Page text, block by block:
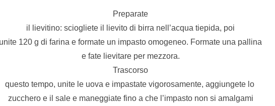
Preparate
il lievitino: sciogliete il lievito di birra nell’acqua tiepida, poi
unite 120 g di farina e formate un impasto omogeneo. Formate una pallina
e fate lievitare per mezzora.
Trascorso
questo tempo, unite le uova e impastate vigorosamente, aggiungete lo
zucchero e il sale e maneggiate fino a che l’impasto non si amalgami